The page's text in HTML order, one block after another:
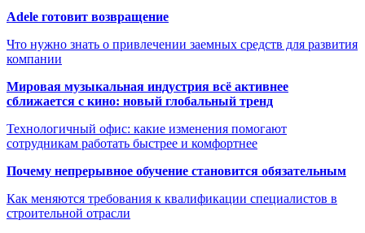
Adele готовит возвращение
Что нужно знать о привлечении заемных средств для развития
компании
Мировая музыкальная индустрия всё активнее
сближается с кино: новый глобальный тренд
Технологичный офис: какие изменения помогают
сотрудникам работать быстрее и комфортнее
Почему непрерывное обучение становится обязательным
Как меняются требования к квалификации специалистов в
строительной отрасли